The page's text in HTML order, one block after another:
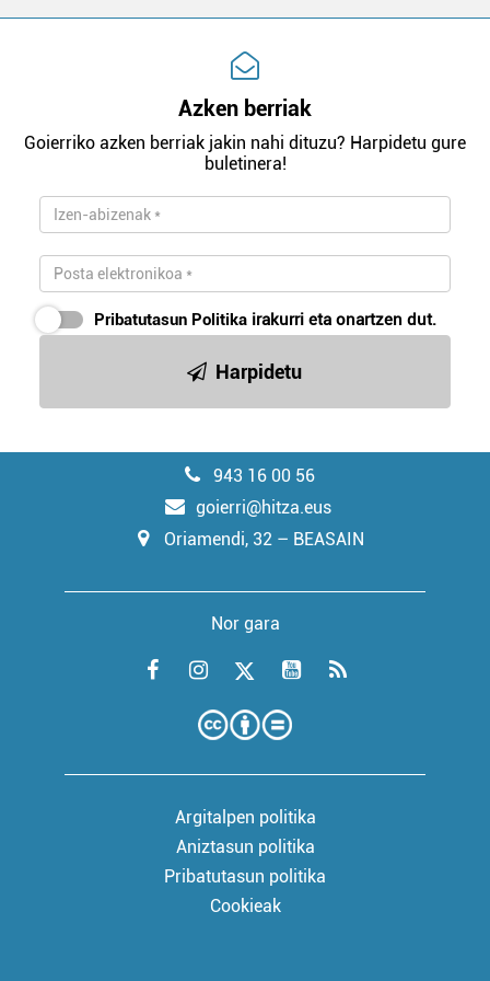
Azken berriak
Goierriko azken berriak jakin nahi dituzu? Harpidetu gure
buletinera!
Pribatutasun Politika irakurri eta onartzen dut.
Harpidetu
943 16 00 56
goierri@hitza.eus
Oriamendi, 32 – BEASAIN
Nor gara
Argitalpen politika
Aniztasun politika
Pribatutasun politika
Cookieak